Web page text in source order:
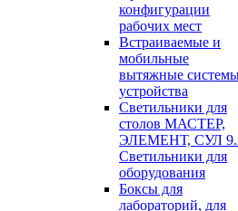
конфигурации
рабочих мест
Встраиваемые и
мобильные
вытяжные
устройства
Светильники для
столов МАСТЕР,
ЭЛЕМЕНТ, СУЛ
Светильники для
оборудования
Боксы для
лабораторий, для